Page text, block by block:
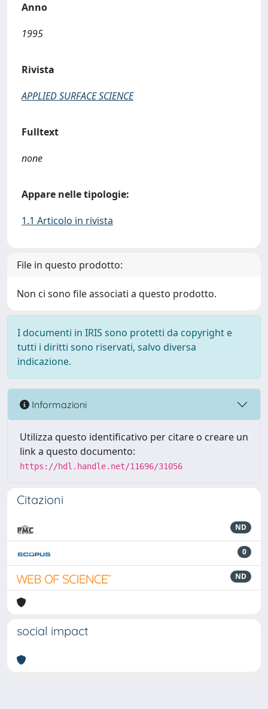
Anno
1995
Rivista
APPLIED SURFACE SCIENCE
Fulltext
none
Appare nelle tipologie:
1.1 Articolo in rivista
File in questo prodotto:
Non ci sono file associati a questo prodotto.
I documenti in IRIS sono protetti da copyright e
tutti i diritti sono riservati, salvo diversa
indicazione.
Informazioni
Utilizza questo identificativo per citare o creare un
link a questo documento:
https://hdl.handle.net/11696/31056
Citazioni
ND
0
ND
social impact